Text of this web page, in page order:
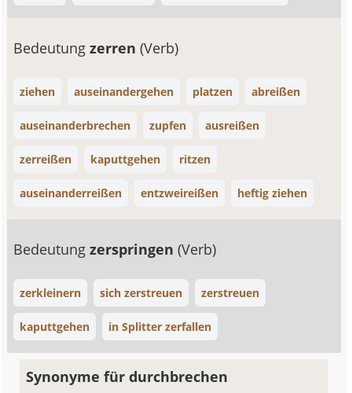
Bedeutungzerren(Verb)
ziehen auseinandergehen platzen abreißen
auseinanderbrechen zupfen ausreißen
zerreißen kaputtgehen ritzen
auseinanderreißen entzweireißen heftig ziehen
Bedeutungzerspringen(Verb)
zerkleinern sich zerstreuen zerstreuen
kaputtgehen in Splitter zerfallen
Synonyme für durchbrechen